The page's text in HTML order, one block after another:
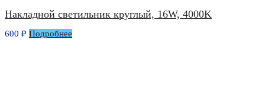
Накладной светильник круглый, 16W, 4000K
600 ₽ Подробнее